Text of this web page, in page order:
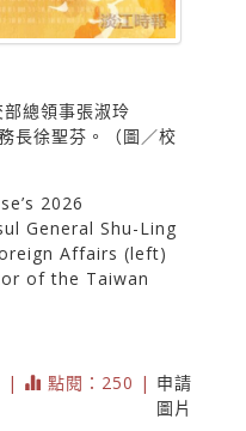
總領事張淑玲
長徐聖芬。（圖／校
2026
General Shu-Ling
Affairs (left)
of the Taiwan
| 點閱：250 | 申請
圖片